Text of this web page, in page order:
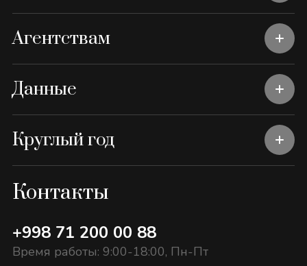
Агентствам
Данные
Круглый год
Контакты
+998 71 200 00 88
Время работы: 9:00-18:00, Пн-Пт